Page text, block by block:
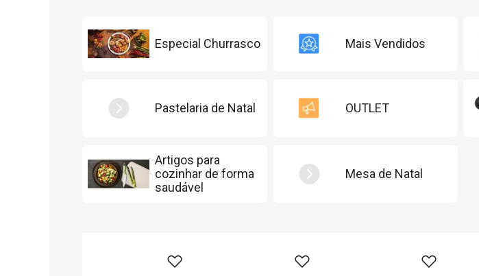
Especial Churrasco Mais Vendidos
Pastelaria de Natal OUTLET
Artigos para
cozinhar de forma
saudável
Mesa de Natal